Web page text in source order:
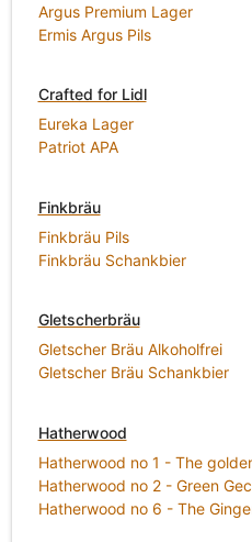
Argus Premium Lager
Ermis Argus Pils
Crafted for Lidl
Eureka Lager
Patriot APA
Finkbräu
Finkbräu Pils
Finkbräu Schankbier
Gletscherbräu
Gletscher Bräu Alkoholfrei
Gletscher Bräu Schankbier
Hatherwood
Hatherwood no 1 - The
Hatherwood no 2 - Green
Hatherwood no 6 - The